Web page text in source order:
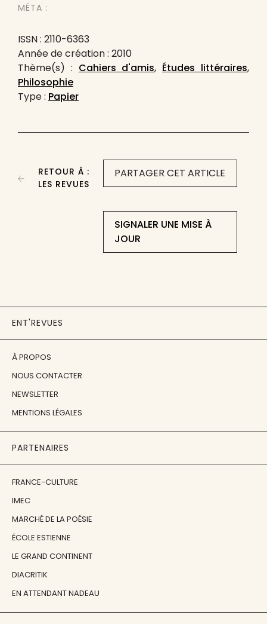
MÉTA :
ISSN : 2110-6363
Année de création : 2010
Thème(s) : Cahiers d'amis, Études littéraires,
Philosophie
Type : Papier
PARTAGER CET ARTICLE
SIGNALER UNE MISE À
JOUR
RETOUR À :
LES REVUES
ENT'REVUES
À PROPOS
NOUS CONTACTER
NEWSLETTER
MENTIONS LÉGALES
PARTENAIRES
FRANCE-CULTURE
IMEC
MARCHÉ DE LA POÉSIE
ÉCOLE ESTIENNE
LE GRAND CONTINENT
DIACRITIK
EN ATTENDANT NADEAU